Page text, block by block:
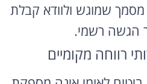
שמוגש ולוודא קבלת
הגשה רשמי.
רווחה מקומיים